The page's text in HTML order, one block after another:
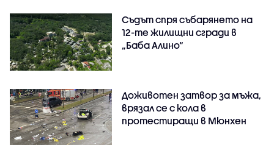
Съдът спря събарянето на
12-те жилищни сгради в
„Баба Алино“
Доживотен затвор за мъжа,
врязал се с кола в
протестиращи в Мюнхен